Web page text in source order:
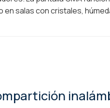
en salas con cristales,